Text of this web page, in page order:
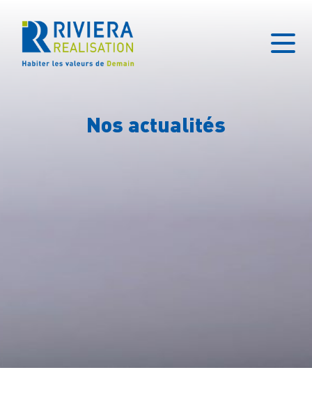
Nos actualités